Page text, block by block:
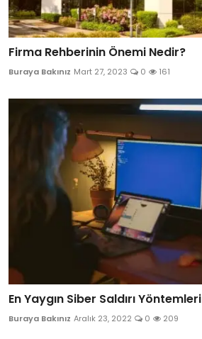
Firma Rehberinin Önemi Nedir?
Buraya Bakınız Mart 27, 2023 0 161
En Yaygın Siber Saldırı Yöntemleri
Buraya Bakınız Aralık 23, 2022 0 209